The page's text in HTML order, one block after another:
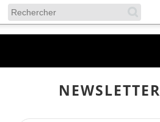
NEWSLETTER